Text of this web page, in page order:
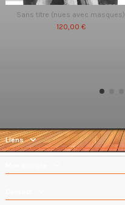
Sans titre (nues avec masques)
120,00 €
Liens